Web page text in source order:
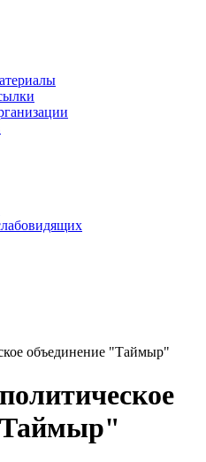
объединение "Таймыр"